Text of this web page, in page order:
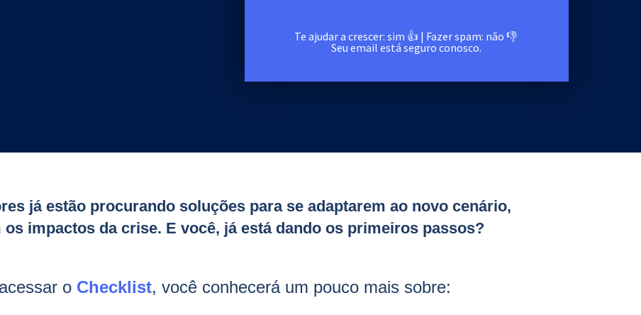
Te ajudar a crescer: sim 👍 | Fazer spam: não 👎
Seu email está seguro conosco.
já estão procurando soluções para se adaptarem ao novo cenário,
impactos da crise. E você, já está dando os primeiros passos?
o Checklist, você conhecerá um pouco mais sobre: